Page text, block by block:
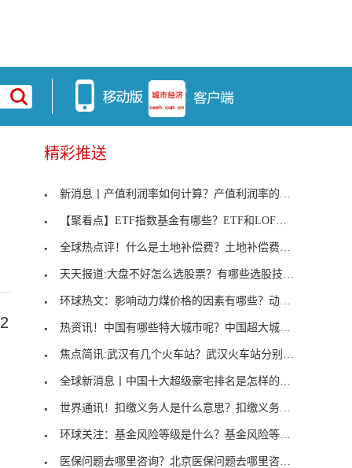
精彩推送
新消息丨产值利润率如何计算？产值利润率的水平取决
【聚看点】ETF指数基金有哪些？ETF和LOF怎么区分？
全球热点评！什么是土地补偿费？土地补偿费和安置补
天天报道:大盘不好怎么选股票？有哪些选股技巧？
环球热文：影响动力煤价格的因素有哪些？动力煤的消
热资讯！中国有哪些特大城市呢？中国超大城市名单一
焦点简讯:武汉有几个火车站？武汉火车站分别分布在
全球新消息丨中国十大超级豪宅排名是怎样的？中国十
世界通讯！扣缴义务人是什么意思？扣缴义务人是指哪
环球关注：基金风险等级是什么？基金风险等级怎么分
医保问题去哪里咨询？北京医保问题去哪里咨询？